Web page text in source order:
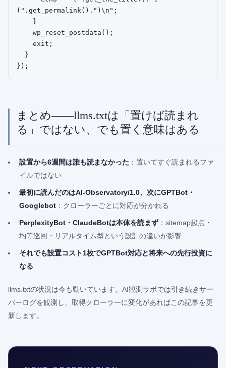
(".get_permalink().")\n";
まとめ——llms.txtは「置けば読まれ
る」ではない、でも置く意味はある
設置から6週間は誰も読まなかった ：置いてすぐ読まれるファ
イルではない
最初に読んだのはAI-Observatory/1.0、次にGPTBot・
Googlebot ：クローラーごとに対応が分かれる
PerplexityBot・ClaudeBotは本体を読まず ：sitemap起点・
均等巡回・リアルタイム型という設計の違いが影響
それでも設置コスト1枚でGPTBot対応と将来への先行投資に
なる
llms.txtの状況は今も動いています。AI観測ラボでは引き続きサー
バーログを観測し、取得クローラーに変化があればこの記事を更
新します。